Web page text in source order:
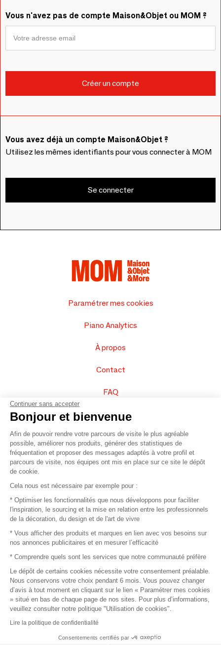
Vous n'avez pas de compte Maison&Objet ou MOM ?
Vous avez déjà un compte Maison&Objet ?
Utilisez les mêmes identifiants pour vous connecter à MOM
Se connecter
Paramétrer mes cookies
Piano Analytics
À propos
Contact
FAQ
Vendez vos produits
Plan du site
© 2016 –Organisation SAFI
Recrutement
Mentions légales
Conditions commerciales
Piano Analytics
Continuer sans accepter
Bonjour et bienvenue
Afin de pouvoir rendre votre parcours de visite le plus agréable
possible, améliorer nos produits, générer des statistiques de
fréquentation et proposer des messages adaptés à votre profil et
parcours de visite, nos équipes ont mis en place sur ce site le dépôt
de cookie.
Cela nous est nécessaire par exemple pour :
* Optimiser les fonctionnalités que nous développons pour faciliter
l'inspiration, le sourcing et la mise en relation entre les professionnels
de la décoration, du design et de l'art de vivre
* Vous afficher des produits et marques en lien avec vos besoins sur
nos annonces publicitaires et en mesurer l’efficacité
* Comprendre quels sont les services que notre communauté préfère
Le dépôt de certains cookies nécessite votre consentement préalable.
Nous conservons votre choix pendant 6 mois. Vous pouvez changer
d’avis à tout moment en cliquant sur le lien « Paramétrer mes cookies
» situé en bas de chaque page de nos sites. Pour plus d’informations,
veuillez consulter notre politique "Utilisation de cookies".
Lire la politique de confidentialité
Consentements certifiés par